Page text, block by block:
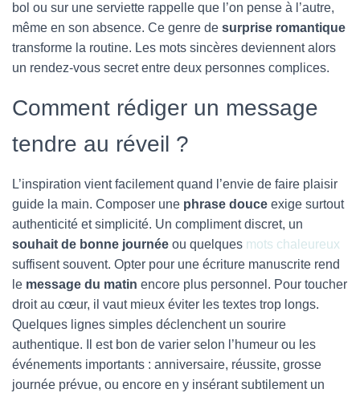
bol ou sur une serviette rappelle que l’on pense à l’autre,
même en son absence. Ce genre de surprise romantique
transforme la routine. Les mots sincères deviennent alors
un rendez-vous secret entre deux personnes complices.
Comment rédiger un message
tendre au réveil ?
L’inspiration vient facilement quand l’envie de faire plaisir
guide la main. Composer une phrase douce exige surtout
authenticité et simplicité. Un compliment discret, un
souhait de bonne journée ou quelques mots chaleureux
suffisent souvent. Opter pour une écriture manuscrite rend
le message du matin encore plus personnel. Pour toucher
droit au cœur, il vaut mieux éviter les textes trop longs.
Quelques lignes simples déclenchent un sourire
authentique. Il est bon de varier selon l’humeur ou les
événements importants : anniversaire, réussite, grosse
journée prévue, ou encore en y insérant subtilement un